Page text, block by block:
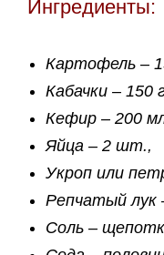
Ингредиенты:
Картофель –
Кабачки – 150
Кефир – 200
Яйца – 2 шт.,
Укроп или
Репчатый лук
Соль –